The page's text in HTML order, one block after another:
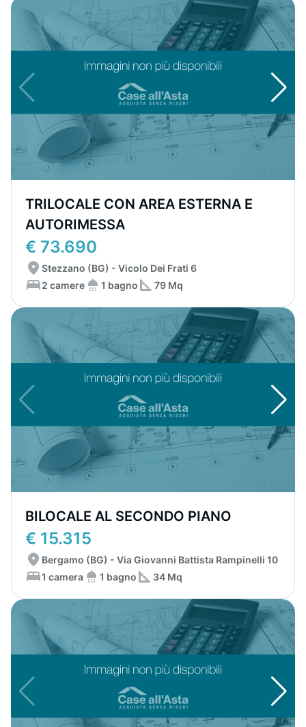
TRILOCALE CON AREA ESTERNA E
AUTORIMESSA
€ 73.690
Stezzano (BG) - Vicolo Dei Frati 6
2 camere
1 bagno 79 Mq
BILOCALE AL SECONDO PIANO
€ 15.315
Bergamo (BG) - Via Giovanni Battista Rampinelli 10
1 camera
1 bagno 34 Mq